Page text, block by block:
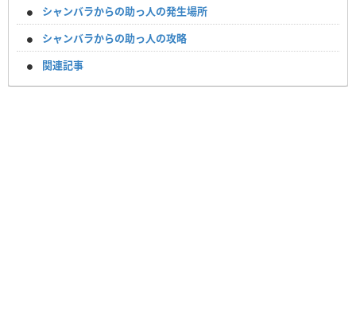
シャンバラからの助っ人の発生場所
シャンバラからの助っ人の攻略
関連記事